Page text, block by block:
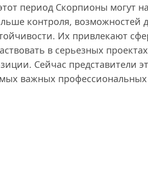
период Скорпионы могут
контроля, возможностей
Их привлекают
в серьезных
Сейчас представители
важных